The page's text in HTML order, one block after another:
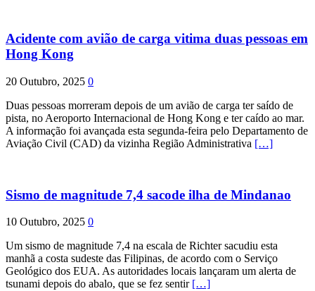
Acidente com avião de carga vitima duas pessoas em
Hong Kong
20 Outubro, 2025 0
Duas pessoas morreram depois de um avião de carga ter saído de
pista, no Aeroporto Internacional de Hong Kong e ter caído ao mar.
A informação foi avançada esta segunda-feira pelo Departamento de
Aviação Civil (CAD) da vizinha Região Administrativa […]
Sismo de magnitude 7,4 sacode ilha de Mindanao
10 Outubro, 2025 0
Um sismo de magnitude 7,4 na escala de Richter sacudiu esta
manhã a costa sudeste das Filipinas, de acordo com o Serviço
Geológico dos EUA. As autoridades locais lançaram um alerta de
tsunami depois do abalo, que se fez sentir […]